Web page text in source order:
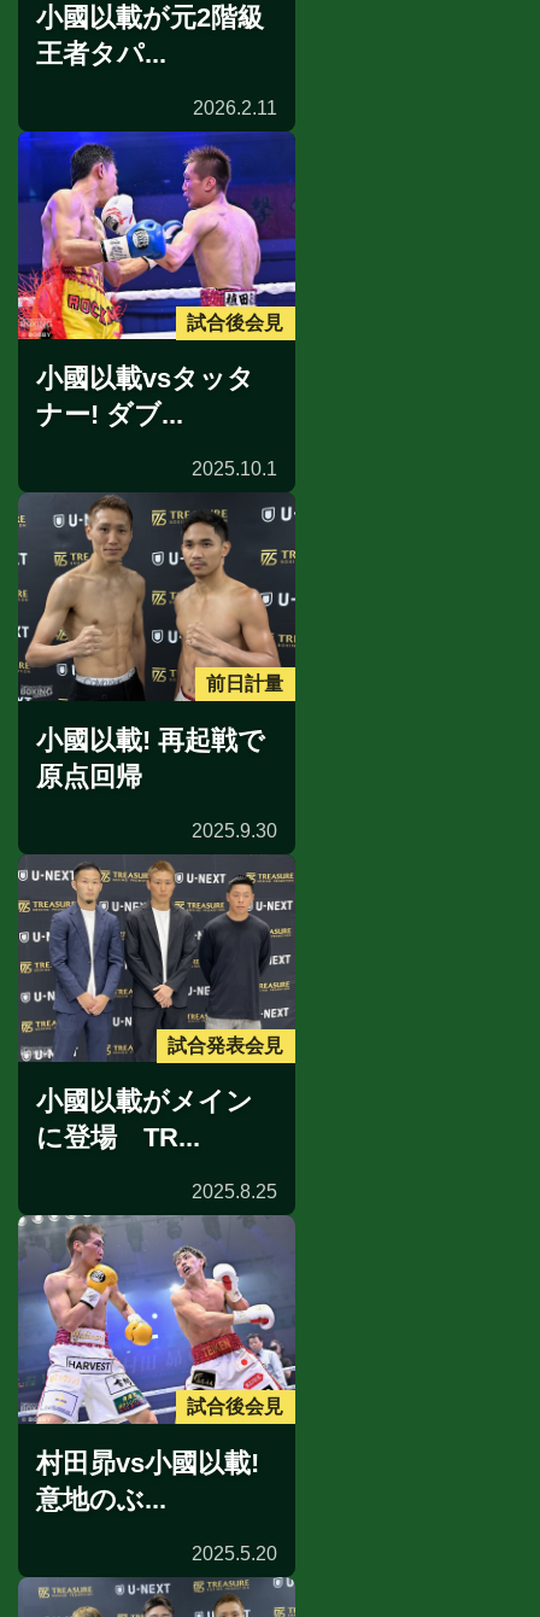
小國以載が元2階級
王者タパ...
2026.2.11
試合後会見
小國以載vsタッタ
ナー! ダブ...
2025.10.1
前日計量
小國以載! 再起戦で
原点回帰
2025.9.30
試合発表会見
小國以載がメイン
に登場 TR...
2025.8.25
試合後会見
村田昴vs小國以載!
意地のぶ...
2025.5.20